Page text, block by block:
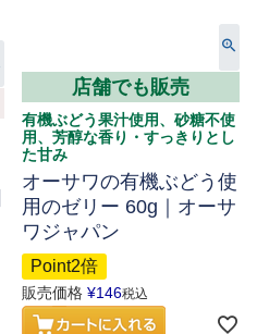
店舗でも販売
有機ぶどう果汁使用、砂糖不使
用、芳醇な香り・すっきりとし
た甘み
オーサワの有機ぶどう使
用のゼリー 60g｜オーサ
ワジャパン
Point2倍
販売価格 ¥146税込